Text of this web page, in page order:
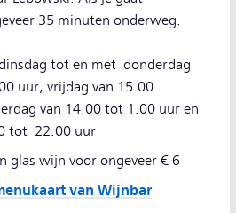
35 minuten onderweg.
tot en met donderdag
uur, vrijdag van 15.00
van 14.00 tot 1.00 uur en
tot 22.00 uur
glas wijn voor ongeveer € 6
van Wijnbar